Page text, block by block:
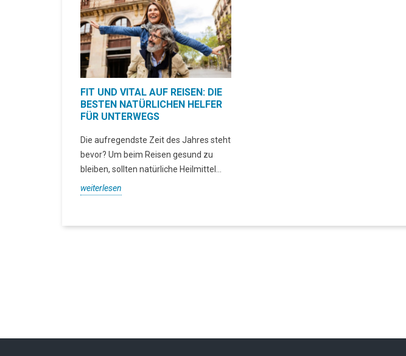
FIT UND VITAL AUF REISEN: DIE
BESTEN NATÜRLICHEN HELFER
FÜR UNTERWEGS
Die aufregendste Zeit des Jahres steht
bevor? Um beim Reisen gesund zu
bleiben, sollten natürliche Heilmittel...
weiterlesen